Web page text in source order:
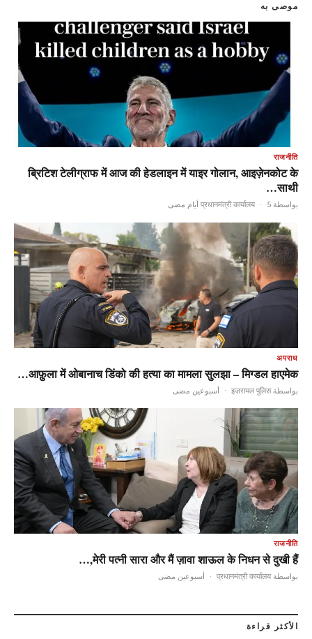
موصى به
राजनीति
ब्रिटिश टेलीग्राफ में आज की हेडलाइन में याइर गोलान, आइज़ेनकोट के
साथी…
بواسطة प्रधानमंत्री कार्यालय · 5 أيام مضى
अपराध
आफ़ुला में ओबानाच डिंको की हत्या का मामला सुलझा – मिग्डल हाएमेक…
بواسطة इज़रायल पुलिस · أسبوعين مضى
राजनीति
मेरी पत्नी सारा और मैं ज़ावा शाऊल के निधन से दुखी हैं,…
بواسطة प्रधानमंत्री कार्यालय · أسبوعين مضى
الأكثر قراءة